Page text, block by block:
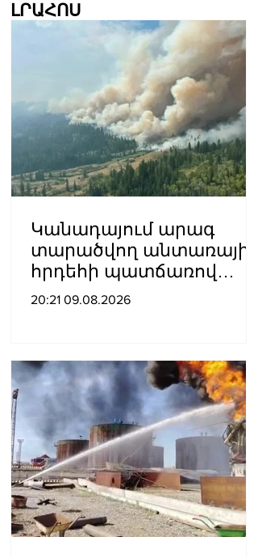
ԼՐԱՀՈՍ
Կանադայում արագ
տարածվող անտառային
հրդեհի պատճառով
տարհանվել է գրեթե
20:21 09.08.2026